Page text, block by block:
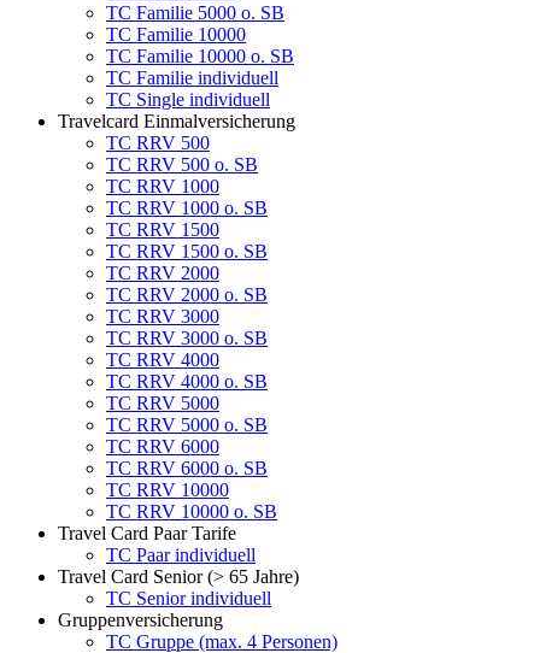
TC Familie 5000 o. SB
TC Familie 10000
TC Familie 10000 o. SB
TC Familie individuell
TC Single individuell
Travelcard Einmalversicherung
TC RRV 500
TC RRV 500 o. SB
TC RRV 1000
TC RRV 1000 o. SB
TC RRV 1500
TC RRV 1500 o. SB
TC RRV 2000
TC RRV 2000 o. SB
TC RRV 3000
TC RRV 3000 o. SB
TC RRV 4000
TC RRV 4000 o. SB
TC RRV 5000
TC RRV 5000 o. SB
TC RRV 6000
TC RRV 6000 o. SB
TC RRV 10000
TC RRV 10000 o. SB
Travel Card Paar Tarife
TC Paar individuell
Travel Card Senior (> 65 Jahre)
TC Senior individuell
Gruppenversicherung
TC Gruppe (max. 4 Personen)